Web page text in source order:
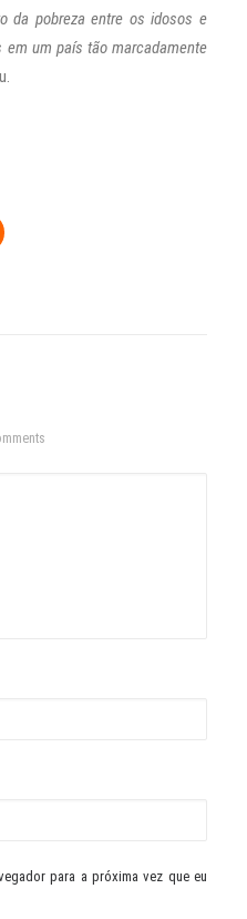
da pobreza entre os idosos e
em um país tão marcadamente
para a próxima vez que eu